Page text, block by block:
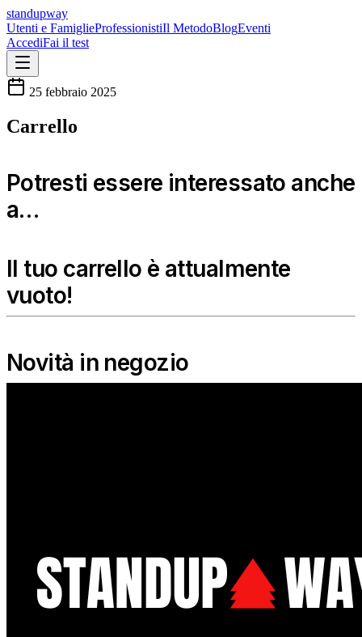
standupway
Utenti e FamiglieProfessionistiIl MetodoBlogEventi
AccediFai il test
25 febbraio 2025
Carrello
Potresti essere interessato anche
a…
Il tuo carrello è attualmente
vuoto!
Novità in negozio